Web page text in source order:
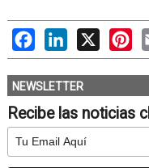
FacebookLinkedIn
X
NEWSLETTER
Recibe las noticias